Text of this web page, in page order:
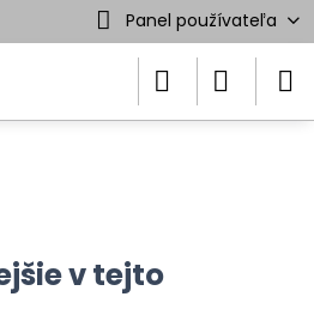
Panel používateľa
v tejto